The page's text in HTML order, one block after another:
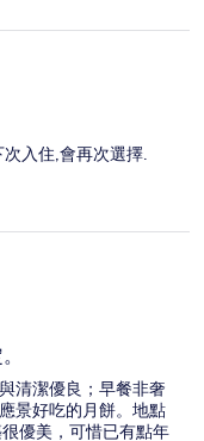
入住,會再次選擇.
清潔優良；早餐非奢
景好吃的月餅。地點
優美，可惜已有點年